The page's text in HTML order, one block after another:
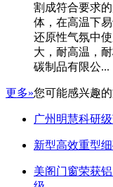
割成符合要求
体，在高温下
还原性气氛中
大，耐高温，
碳制品有限公...
更多»您可能感兴趣
广州明慧科研
新型高效重型
美阁门窗荣获